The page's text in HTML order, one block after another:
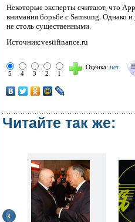
Некоторые эксперты считают, что
внимания борьбе с Samsung. Однако
не столь существенными.
Источник:vestifinance.ru
5 4 3 2 1
Оценка: нет
Читайте так же: